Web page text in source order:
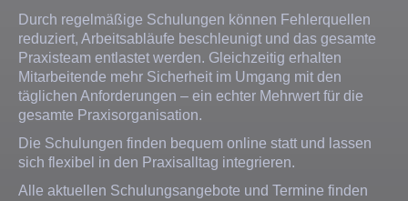
Durch regelmäßige Schulungen können Fehlerquellen
reduziert, Arbeitsabläufe beschleunigt und das gesamte
Praxisteam entlastet werden. Gleichzeitig erhalten
Mitarbeitende mehr Sicherheit im Umgang mit den
täglichen Anforderungen – ein echter Mehrwert für die
gesamte Praxisorganisation.
Die Schulungen finden bequem online statt und lassen
sich flexibel in den Praxisalltag integrieren.
Alle aktuellen Schulungsangebote und Termine finden